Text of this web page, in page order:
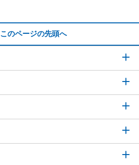
このページの先頭へ